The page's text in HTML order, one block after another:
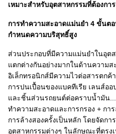
เหมาะสำหรับอุตสาหกรรมที่ต้องกา
การทำความสะอาดแม่นยำ 4 ขั้นต
กำหนดความบริสุทธิ์สูง
ส่วนประกอบที่มีความแม่นยำในอุต
แตกต่างกันอย่างมากในด้านความ
อิเล็กทรอนิกส์มีความไวต่อสารตก
การปนเปื้อนของแบคทีเรีย เลนส์อ
และชิ้นส่วนรถยนต์ต่อคราบน้ำมัน...
ทำความสะอาดและการกรอง + กา
การล้างสองครั้งเป็นหลัก โดยจัดก
อุตสาหกรรมต่างๆ ในลักษณะที่ตรง